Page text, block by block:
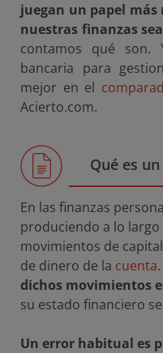
juegan un papel
nuestras finanzas
contamos qué son.
bancaria para
mejor en el
Acierto.com.
Qué es
En las finanzas
produciendo a lo
movimientos de
de dinero de la cuenta.
dichos movimientos
su estado financiero
Un error habitual es